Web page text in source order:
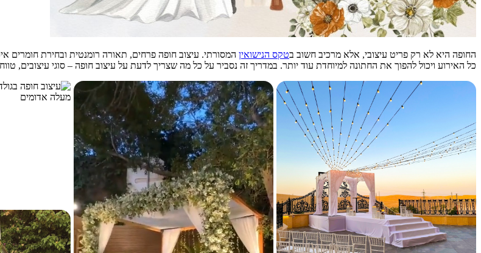
החופה היא לא רק פריט עיצובי, אלא מרכיב חשוב בטקס הנישואין המסורתי. עיצוב חופה פרחים, תאורה רומנטית ובחירת חומרים
כל האירוע ויכול להפוך את החתונה למיוחדת עוד יותר. במדריך זה נסביר על כל מה שצריך לדעת על עיצוב חופה – סוגי עיצובים,